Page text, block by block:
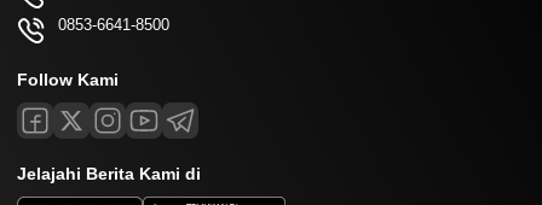
0853-6641-8500
Follow Kami
Jelajahi Berita Kami di